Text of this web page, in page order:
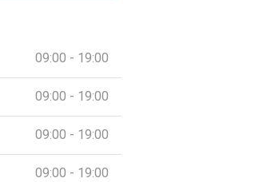
09:00 - 19:00
09:00 - 19:00
09:00 - 19:00
09:00 - 19:00